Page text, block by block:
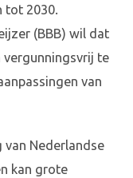
tot 2030.
(BBB) wil dat
te
van
van Nederlandse
kan grote